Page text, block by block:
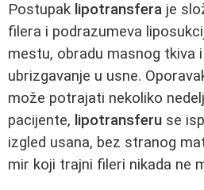
Postupak lipotransfera je
filera i podrazumeva
mestu, obradu masnog tkiva
ubrizgavanje u usne.
može potrajati nekoliko
pacijente, lipotransferu se
izgled usana, bez stranog
mir koji trajni fileri nikada ne